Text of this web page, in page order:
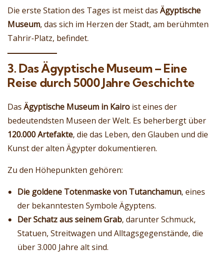
Die erste Station des Tages ist meist das Ägyptische
Museum, das sich im Herzen der Stadt, am berühmten
Tahrir-Platz, befindet.
3. Das Ägyptische Museum – Eine
Reise durch 5000 Jahre Geschichte
Das Ägyptische Museum in Kairo ist eines der
bedeutendsten Museen der Welt. Es beherbergt über
120.000 Artefakte, die das Leben, den Glauben und die
Kunst der alten Ägypter dokumentieren.
Zu den Höhepunkten gehören:
Die goldene Totenmaske von Tutanchamun, eines
der bekanntesten Symbole Ägyptens.
Der Schatz aus seinem Grab, darunter Schmuck,
Statuen, Streitwagen und Alltagsgegenstände, die
über 3.000 Jahre alt sind.